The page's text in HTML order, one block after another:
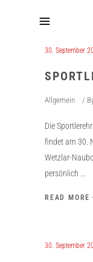
30. September
Allgemein
Die
findet am 30.
Wetzlar-
persönlich
READ MORE
30. September